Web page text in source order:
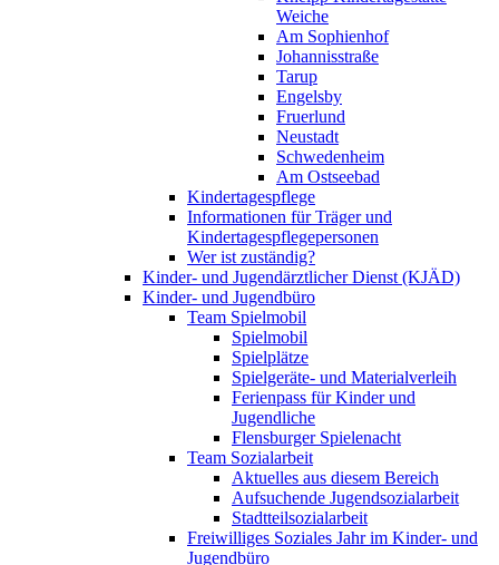
Weiche
Am Sophienhof
Johannisstraße
Tarup
Engelsby
Fruerlund
Neustadt
Schwedenheim
Am Ostseebad
Kindertagespflege
Informationen für Träger und
Kindertagespflegepersonen
Wer ist zuständig?
Kinder- und Jugendärztlicher Dienst (KJÄD)
Kinder- und Jugendbüro
Team Spielmobil
Spielmobil
Spielplätze
Spielgeräte- und Materialverleih
Ferienpass für Kinder und
Jugendliche
Flensburger Spielenacht
Team Sozialarbeit
Aktuelles aus diesem Bereich
Aufsuchende Jugendsozialarbeit
Stadtteilsozialarbeit
Freiwilliges Soziales Jahr im Kinder- und
Jugendbüro